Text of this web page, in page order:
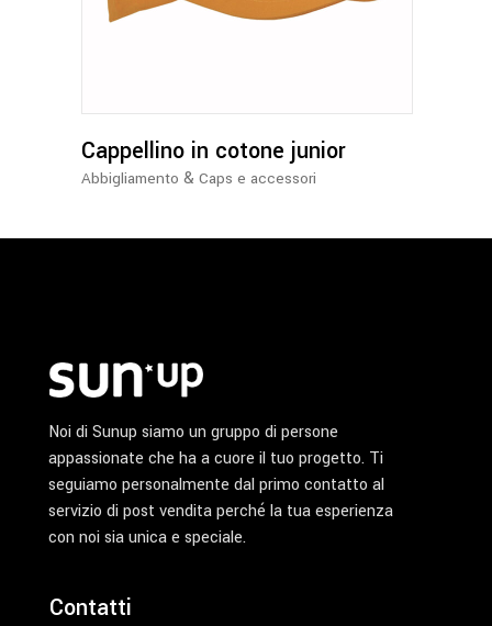
ha
opzioni
possono
essere
Cappellino in cotone junior
Abbigliamento & Caps e accessori
Noi di Sunup siamo un gruppo di persone
appassionate che ha a cuore il tuo progetto. Ti
seguiamo personalmente dal primo contatto al
servizio di post vendita perché la tua esperienza
con noi sia unica e speciale.
Contatti